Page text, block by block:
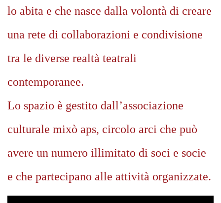
lo abita e che nasce dalla volontà di creare
una rete di collaborazioni e condivisione
tra le diverse realtà teatrali
contemporanee.
Lo spazio è gestito dall’associazione
culturale mixò aps, circolo arci che può
avere un numero illimitato di soci e socie
e che partecipano alle attività organizzate.